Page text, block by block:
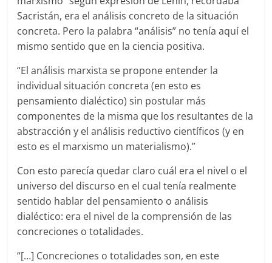
Sacristán, era el análisis concreto de la situación
concreta. Pero la palabra “análisis” no tenía aquí el
mismo sentido que en la ciencia positiva.
“El análisis marxista se propone entender la
individual situación concreta (en esto es
pensamiento dialéctico) sin postular más
componentes de la misma que los resultantes de la
abstracción y el análisis reductivo científicos (y en
esto es el marxismo un materialismo).”
Con esto parecía quedar claro cuál era el nivel o el
universo del discurso en el cual tenía realmente
sentido hablar del pensamiento o análisis
dialéctico: era el nivel de la comprensión de las
concreciones o totalidades.
“[…] Concreciones o totalidades son, en este